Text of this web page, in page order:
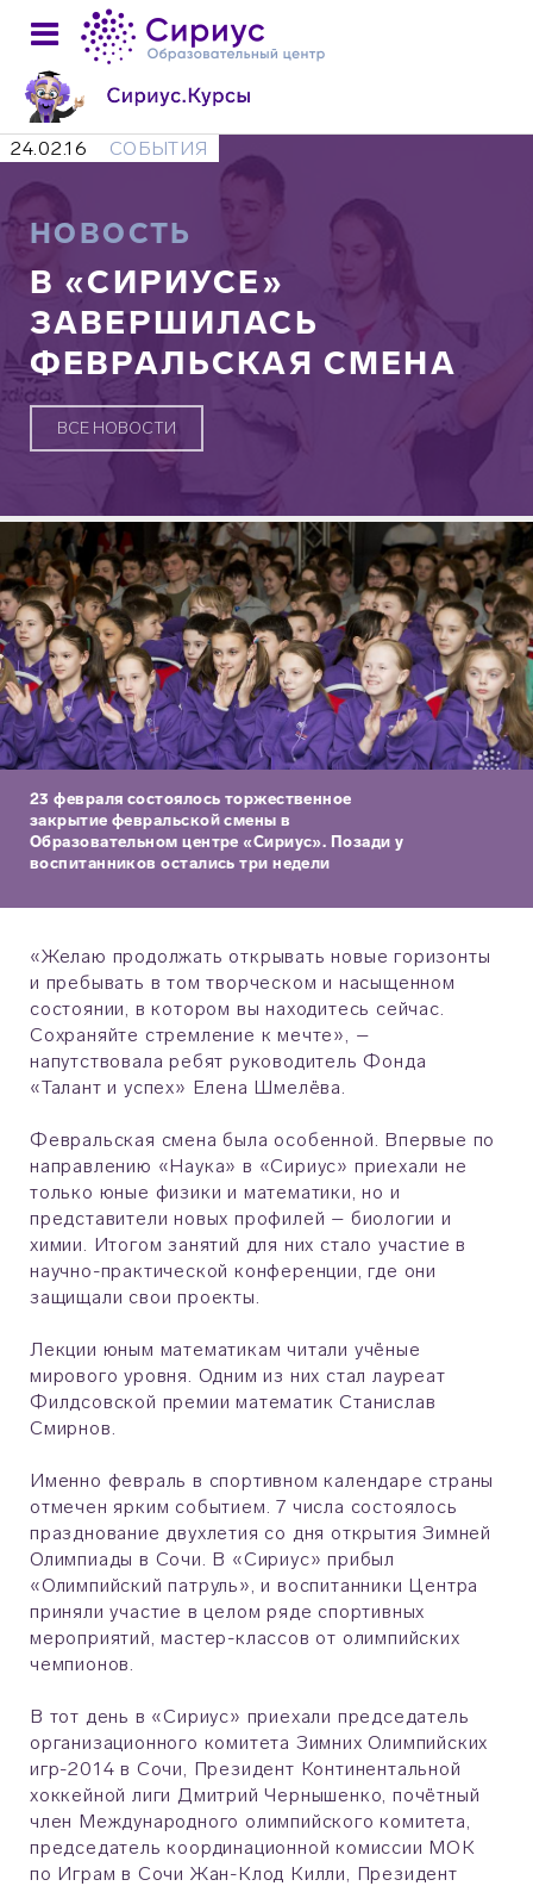
24.02.16 СОБЫТИЯ
НОВОСТЬ
В «СИРИУСЕ»
ЗАВЕРШИЛАСЬ
ФЕВРАЛЬСКАЯ СМЕНА
ВСЕ НОВОСТИ
23 февраля состоялось торжественное
закрытие февральской смены в
Образовательном центре «Сириус». Позади у
воспитанников остались три недели
классов, концертов и творческих встреч.
«Желаю продолжать открывать новые горизонты
и пребывать в том творческом и насыщенном
состоянии, в котором вы находитесь сейчас.
Сохраняйте стремление к мечте», –
напутствовала ребят руководитель Фонда
«Талант и успех» Елена Шмелёва.
Февральская смена была особенной. Впервые по
направлению «Наука» в «Сириус» приехали не
только юные физики и математики, но и
представители новых профилей – биологии и
химии. Итогом занятий для них стало участие в
научно-практической конференции, где они
защищали свои проекты.
Лекции юным математикам читали учёные
мирового уровня. Одним из них стал лауреат
Филдсовской премии математик Станислав
Смирнов.
Именно февраль в спортивном календаре страны
отмечен ярким событием. 7 числа состоялось
празднование двухлетия со дня открытия Зимней
Олимпиады в Сочи. В «Сириус» прибыл
«Олимпийский патруль», и воспитанники Центра
приняли участие в целом ряде спортивных
мероприятий, мастер-классов от олимпийских
чемпионов.
В тот день в «Сириус» приехали председатель
организационного комитета Зимних Олимпийских
игр-2014 в Сочи, Президент Континентальной
хоккейной лиги Дмитрий Чернышенко, почётный
член Международного олимпийского комитета,
председатель координационной комиссии МОК
по Играм в Сочи Жан-Клод Килли, Президент